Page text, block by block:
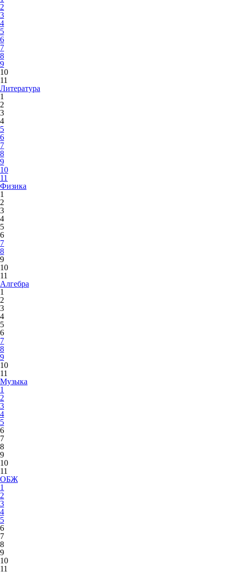
2
3
4
5
6
7
8
9
10
11
Литература
1
2
3
4
5
6
7
8
9
10
11
Физика
1
2
3
4
5
6
7
8
9
10
11
Алгебра
1
2
3
4
5
6
7
8
9
10
11
Музыка
1
2
3
4
5
6
7
8
9
10
11
ОБЖ
1
2
3
4
5
6
7
8
9
10
11